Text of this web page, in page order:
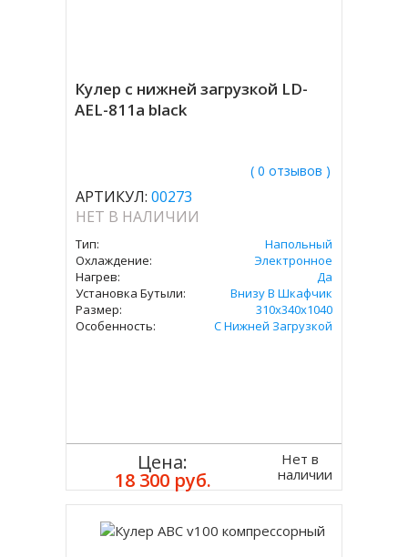
Кулер с нижней загрузкой LD-
AEL-811a black
( 0 отзывов )
АРТИКУЛ: 00273
НЕТ В НАЛИЧИИ
Тип:
Напольный
Охлаждение:
Электронное
Нагрев:
Да
Установка Бутыли:
Внизу В Шкафчик
Размер:
310х340х1040
Особенность:
С Нижней Загрузкой
Цена:
18 300 руб.
Нет в
наличии